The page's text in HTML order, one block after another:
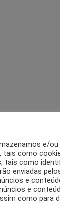
e/ou
tais como
tais como
enviadas
e
e
como para